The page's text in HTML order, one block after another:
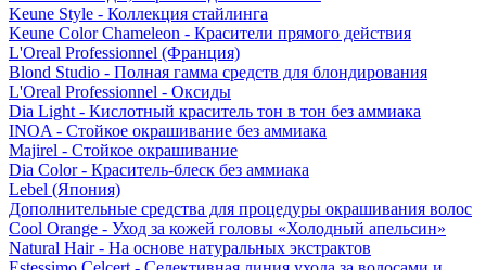
Keune Style - Коллекция стайлинга
Keune Color Chameleon - Красители прямого действия
L'Oreal Professionnel (Франция)
Blond Studio - Полная гамма средств для блондирования
L'Oreal Professionnel - Оксиды
Dia Light - Кислотный краситель тон в тон без аммиака
INOA - Стойкое окрашивание без аммиака
Majirel - Стойкое окрашивание
Dia Color - Краситель-блеск без аммиака
Lebel (Япония)
Дополнительные средства для процедуры окрашивания волос
Cool Orange - Уход за кожей головы «Холодный апельсин»
Natural Hair - На основе натуральных экстрактов